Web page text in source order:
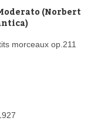
Reproductor
(Norbert
morceaux op.211